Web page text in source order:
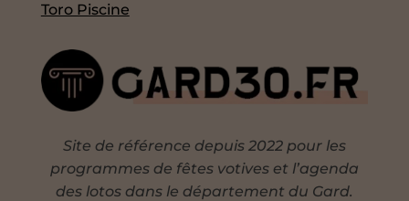
Toro Piscine
Site de référence depuis 2022 pour les
programmes de fêtes votives et l’agenda
des lotos dans le département du Gard.